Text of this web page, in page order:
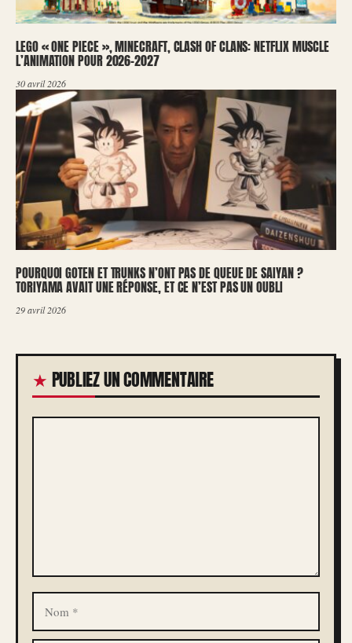
LEGO « ONE PIECE », MINECRAFT, CLASH OF CLANS: NETFLIX MUSCLE
L’ANIMATION POUR 2026-2027
30 avril 2026
POURQUOI GOTEN ET TRUNKS N’ONT PAS DE QUEUE DE SAIYAN ?
TORIYAMA AVAIT UNE RÉPONSE, ET CE N’EST PAS UN OUBLI
29 avril 2026
PUBLIEZ UN COMMENTAIRE
COMMENTAIRE
NOM